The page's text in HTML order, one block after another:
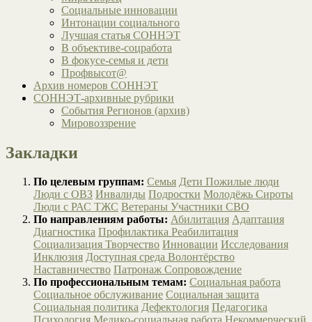
Социальные инновации
Интонации социального
Лучшая статья СОННЭТ
В объективе-соцработа
В фокусе-семья и дети
Профвысот@
Архив номеров СОННЭТ
СОННЭТ-архивные рубрики
События Регионов (архив)
Мировоззрение
Закладки
По целевым группам: Семья Дети Пожилые люди
Люди с ОВЗ Инвалиды Подростки Молодёжь Сироты
Люди с РАС ТЖС Ветераны Участники СВО
По направлениям работы: Абилитация Адаптация
Диагностика Профилактика Реабилитация
Социализация Творчество Инновации Исследования
Инклюзия Доступная среда Волонтёрство
Наставничество Патронаж Сопровождение
По профессиональным темам: Социальная работа
Социальное обслуживание Социальная защита
Социальная политика Дефектология Педагогика